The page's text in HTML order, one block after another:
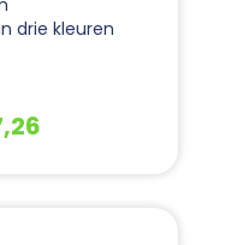
drie kleuren